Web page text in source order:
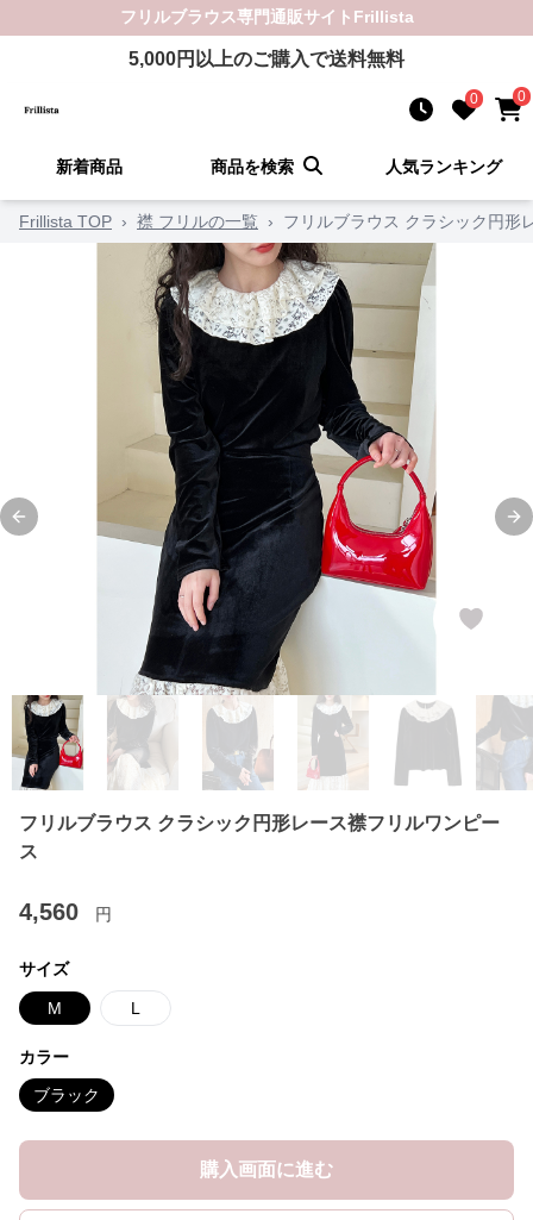
フリルブラウス専門通販サイト Frillista
5,000円以上のご購入で送料無料
0 0
新着商品 商品を検索 人気ランキング
Frillista TOP › 襟 フリルの一覧 › フリルブラウス クラシック円形
Previous slide
フリルブラウス クラシック円形レース襟フリルワンピー
ス
4,560 円
サイズ
M L
カラー
ブラック
購入画面に進む